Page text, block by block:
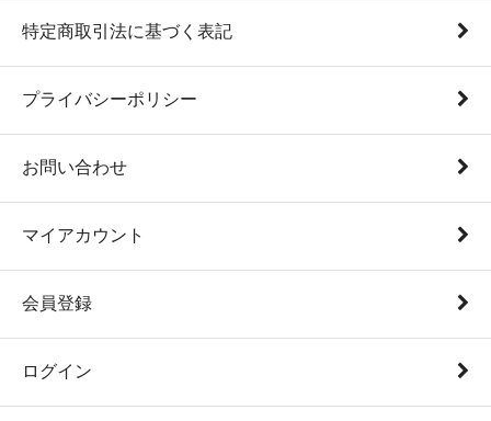
特定商取引法に基づく表記
プライバシーポリシー
お問い合わせ
マイアカウント
会員登録
ログイン